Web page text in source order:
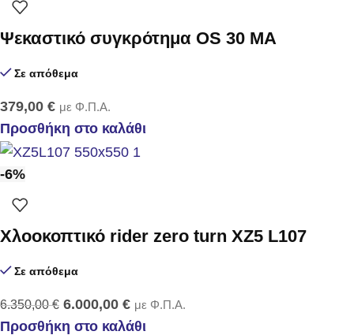
Ψεκαστικό συγκρότημα OS 30 MA
Σε απόθεμα
379,00 € με Φ.Π.Α.
Προσθήκη στο καλάθι
-6%
Χλοοκοπτικό rider zero turn XZ5 L107
Σε απόθεμα
6.350,00€ 6.000,00 € με Φ.Π.Α.
Προσθήκη στο καλάθι